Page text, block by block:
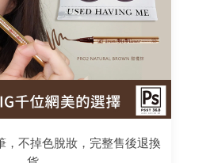
，不掉色脫妝，完整售後退換